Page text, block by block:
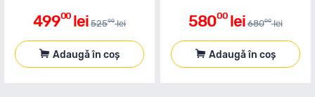
49900 lei 52500 lei
Adaugă în coș
58000 lei 68000 lei
Adaugă în coș